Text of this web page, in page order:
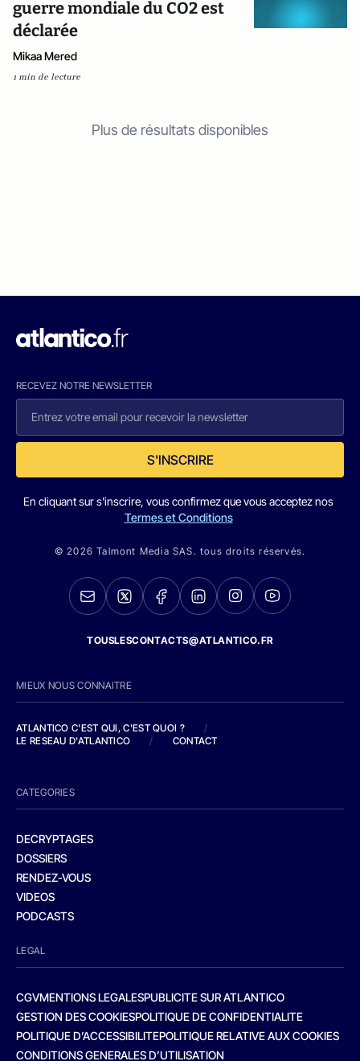
guerre mondiale du CO2 est
déclarée
Mikaa Mered
1 min de lecture
Plus de résultats disponibles
RECEVEZ NOTRE NEWSLETTER
S'INSCRIRE
En cliquant sur s'inscrire, vous confirmez que vous acceptez nos
Termes et Conditions
© 2026 Talmont Media SAS. tous droits réservés.
TOUSLESCONTACTS@ATLANTICO.FR
MIEUX NOUS CONNAITRE
ATLANTICO C'EST QUI, C'EST QUOI ?
/
LE RESEAU D'ATLANTICO
/ CONTACT
CATEGORIES
DECRYPTAGES
DOSSIERS
RENDEZ-VOUS
VIDEOS
PODCASTS
LEGAL
CGVMENTIONS LEGALESPUBLICITE SUR ATLANTICO
GESTION DES COOKIESPOLITIQUE DE CONFIDENTIALITE
POLITIQUE D’ACCESSIBILITEPOLITIQUE RELATIVE AUX COOKIES
CONDITIONS GENERALES D’UTILISATION